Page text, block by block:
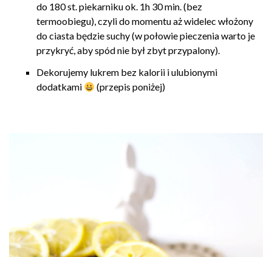
do 180 st. piekarniku ok. 1h 30 min. (bez
termoobiegu), czyli do momentu aż widelec włożony
do ciasta będzie suchy (w połowie pieczenia warto je
przykryć, aby spód nie był zbyt przypalony).
Dekorujemy lukrem bez kalorii i ulubionymi
dodatkami
(przepis poniżej)